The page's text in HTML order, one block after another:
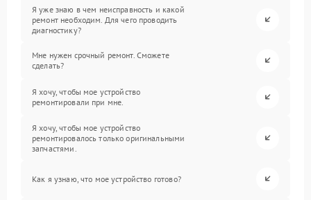
Я уже знаю в чем неисправность и какой
ремонт необходим. Для чего проводить
диагностику?
Мне нужен срочный ремонт. Сможете
сделать?
Я хочу, чтобы мое устройство
ремонтировали при мне.
Я хочу, чтобы мое устройство
ремонтировалось только оригинальными
запчастями.
Как я узнаю, что мое устройство готово?